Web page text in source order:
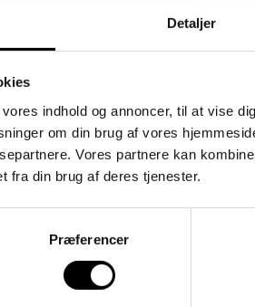
Detaljer
indhold og annoncer, til at vise
om din brug af vores
Vores partnere kan
fra din brug af deres tjenester.
Præferencer